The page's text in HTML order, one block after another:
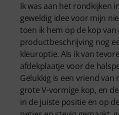
Ik was aan het rondkijken
geweldig idee voor mijn
toen ik hem op de kop
productbeschrijving nog
kleuroptie. Als ik van
afdekplaatje voor de
Gelukkig is een vriend
grote V-vormige kop, en
in de juiste positie en op